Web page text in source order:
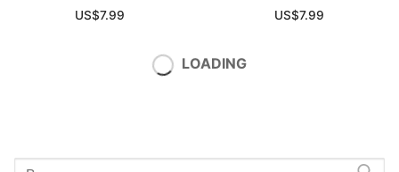
US$7.99 US$7.99